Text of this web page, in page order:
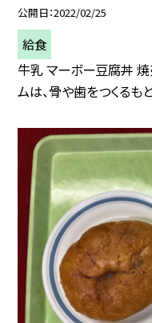
公開日 2022/02/25
給食
牛乳 マーボー豆腐丼 焼
ムは、骨や歯をつくるも